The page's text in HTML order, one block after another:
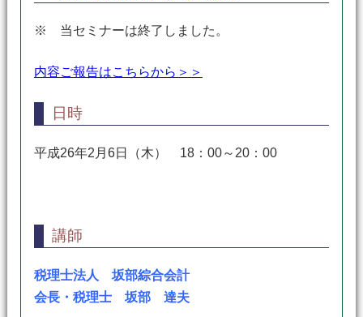
※ 当セミナーは終了しました。
内容ご報告はこちらから＞＞
日時
平成26年2月6日（木） 18：00～20：00
講師
税理士法人 坂部綜合会計
会長・税理士 坂部 達夫